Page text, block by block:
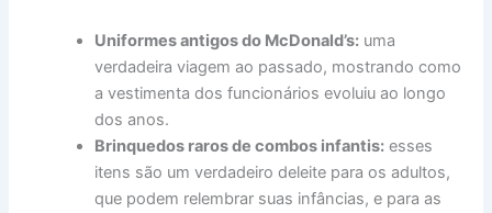
Uniformes antigos do McDonald’s: uma
verdadeira viagem ao passado, mostrando como
a vestimenta dos funcionários evoluiu ao longo
dos anos.
Brinquedos raros de combos infantis: esses
itens são um verdadeiro deleite para os adultos,
que podem relembrar suas infâncias, e para as